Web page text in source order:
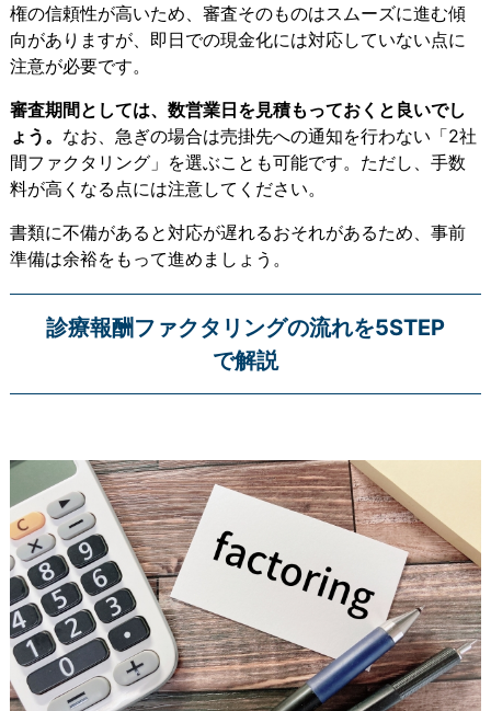
権の信頼性が高いため、審査そのものはスムーズに進む傾
向がありますが、即日での現金化には対応していない点に
注意が必要です。
審査期間としては、数営業日を見積もっておくと良いでし
ょう。 なお、急ぎの場合は売掛先への通知を行わない「2社
間ファクタリング」を選ぶことも可能です。ただし、手数
料が高くなる点には注意してください。
書類に不備があると対応が遅れるおそれがあるため、事前
準備は余裕をもって進めましょう。
診療報酬ファクタリングの流れを5STEP
で解説